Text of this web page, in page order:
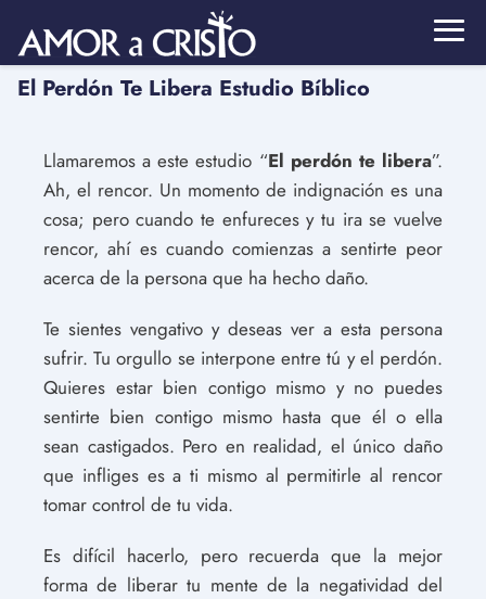
El Perdón Te Libera Estudio Bíblico
Llamaremos a este estudio “El perdón te libera”.
Ah, el rencor. Un momento de indignación es una
cosa; pero cuando te enfureces y tu ira se vuelve
rencor, ahí es cuando comienzas a sentirte peor
acerca de la persona que ha hecho daño.
Te sientes vengativo y deseas ver a esta persona
sufrir. Tu orgullo se interpone entre tú y el perdón.
Quieres estar bien contigo mismo y no puedes
sentirte bien contigo mismo hasta que él o ella
sean castigados. Pero en realidad, el único daño
que infliges es a ti mismo al permitirle al rencor
tomar control de tu vida.
Es difícil hacerlo, pero recuerda que la mejor
forma de liberar tu mente de la negatividad del